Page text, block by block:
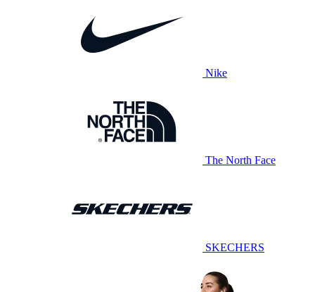
Nike
The North Face
SKECHERS